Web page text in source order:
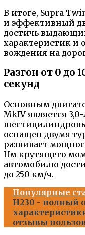
В итоге, Supra
и эффективный
достичь
характеристик и
вождения на
Разгон от 0 до
секунд
Основным
MkIV является
оснащен двумя
развивает
Нм крутящего
автомобилю
до 250 км/ч.
Популярные
H230 - полный
отзывы